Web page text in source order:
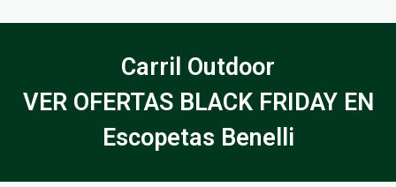
Carril Outdoor
VER OFERTAS BLACK FRIDAY EN
Escopetas Benelli